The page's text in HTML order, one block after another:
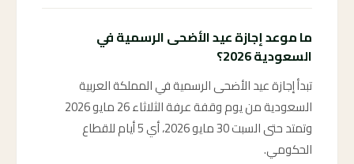
ما موعد إجازة عيد الأضحى الرسمية في
السعودية 2026؟
تبدأ إجازة عيد الأضحى الرسمية في المملكة العربية
السعودية من يوم وقفة عرفة الثلاثاء 26 مايو 2026
وتمتد حتى السبت 30 مايو 2026، أي 5 أيام للقطاع
الحكومي.